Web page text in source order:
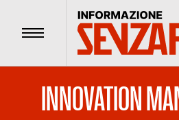
Menu
INNOVATION